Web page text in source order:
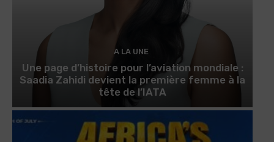
A LA UNE
Une page d’histoire pour l’aviation mondiale :
Saadia Zahidi devient la première femme à la
tête de l’IATA